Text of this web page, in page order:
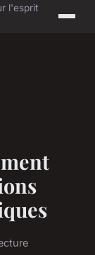
l'esprit